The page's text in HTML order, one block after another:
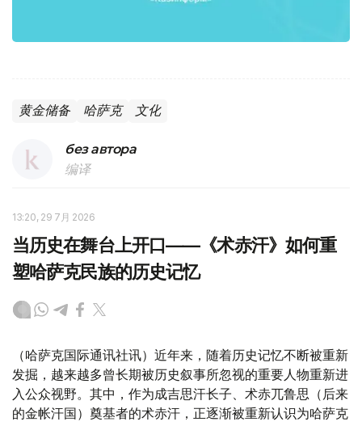
黄金储备 哈萨克 文化
без автора
编译
13:20, 29 7月 2026
当历史在舞台上开口——《术赤汗》如何重
塑哈萨克民族的历史记忆
（哈萨克国际通讯社讯）近年来，随着历史记忆不断被重新
发掘，越来越多曾长期被历史叙事所忽视的重要人物重新进
入公众视野。其中，作为成吉思汗长子、术赤兀鲁思（后来
的金帐汗国）奠基者的术赤汗，正逐渐被重新认识为哈萨克